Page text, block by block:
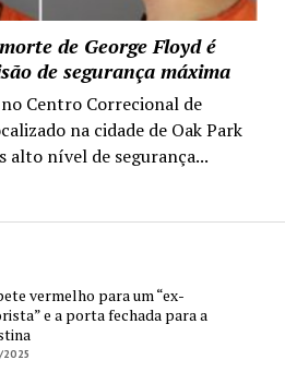
de George Floyd é
de segurança máxima
Centro Correcional de
na cidade de Oak Park
alto nível de segurança...
vermelho para um “ex-
e a porta fechada para a